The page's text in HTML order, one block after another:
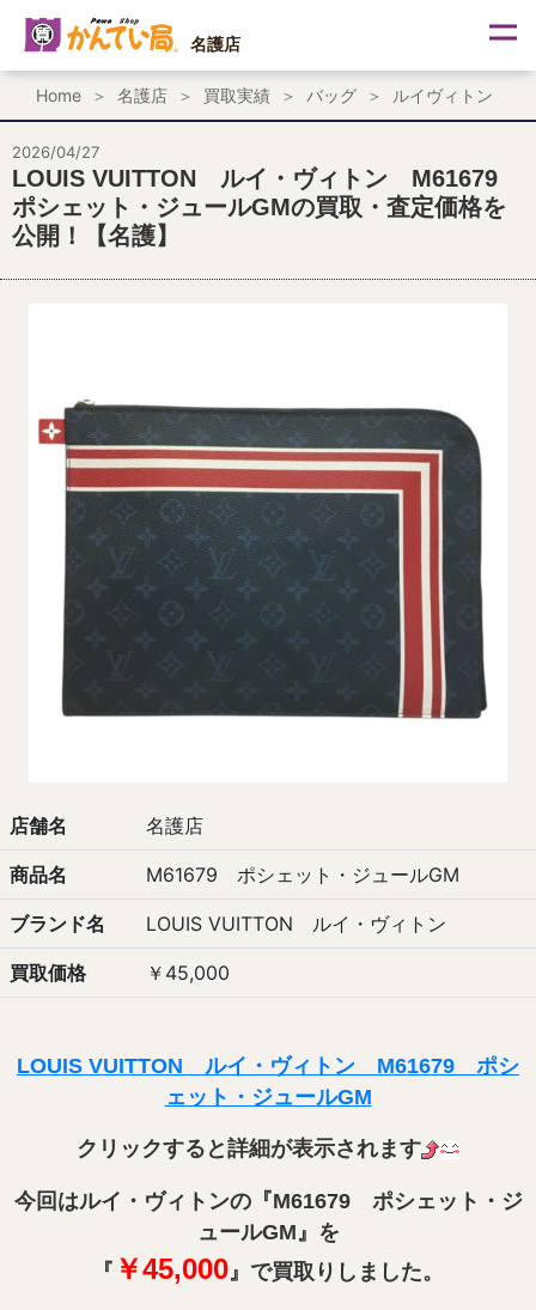
ス
ッ
プ
名護店
Home 名護店 買取実績 バッグ ルイヴィトン
2026/04/27
LOUIS VUITTON ルイ・ヴィトン M61679
ポシェット・ジュールGMの買取・査定価格を
公開！【名護】
店舗名 名護店
商品名 M61679 ポシェット・ジュールGM
ブランド名 LOUIS VUITTON ルイ・ヴィトン
買取価格 ￥45,000
LOUIS VUITTON ルイ・ヴィトン M61679 ポシ
ェット・ジュールGM
クリックすると詳細が表示されます
今回はルイ・ヴィトンの『M61679 ポシェット・ジ
ュールGM 』を
『 ￥45,000 』で買取りしました。